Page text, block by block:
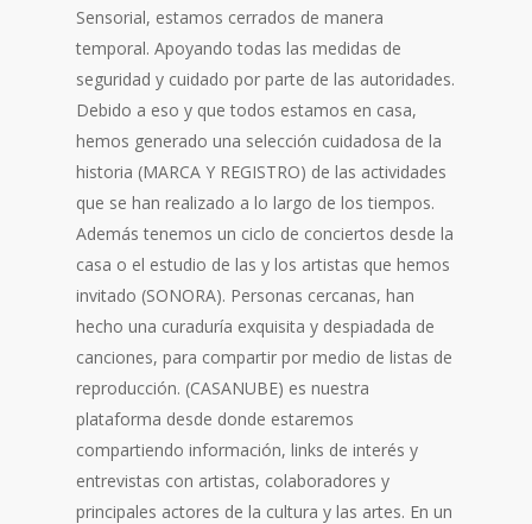
Sensorial, estamos cerrados de manera
temporal. Apoyando todas las medidas de
seguridad y cuidado por parte de las autoridades.
Debido a eso y que todos estamos en casa,
hemos generado una selección cuidadosa de la
historia (MARCA Y REGISTRO) de las actividades
que se han realizado a lo largo de los tiempos.
Además tenemos un ciclo de conciertos desde la
casa o el estudio de las y los artistas que hemos
invitado (SONORA). Personas cercanas, han
hecho una curaduría exquisita y despiadada de
canciones, para compartir por medio de listas de
reproducción. (CASANUBE) es nuestra
plataforma desde donde estaremos
compartiendo información, links de interés y
entrevistas con artistas, colaboradores y
principales actores de la cultura y las artes. En un